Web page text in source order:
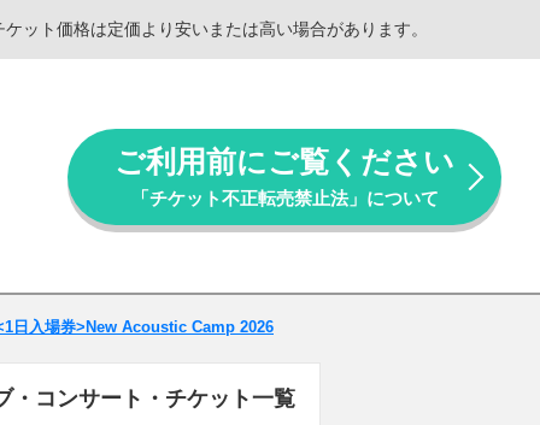
ット価格は定価より安いまたは高い場合があります。
ご利用前にご覧ください
「チケット不正転売禁止法」について
日入場券>New Acoustic Camp 2026
コンサート・チケット一覧